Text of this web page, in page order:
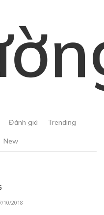
Đánh giá Trending
New
10/2018